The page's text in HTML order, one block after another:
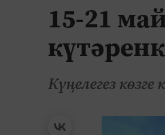
15-21
Күңелегез